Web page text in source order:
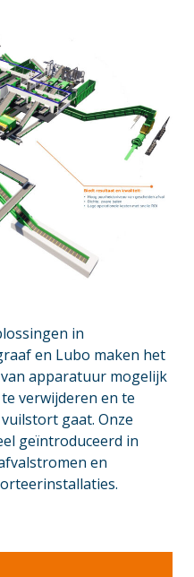
in
en Lubo maken het
apparatuur mogelijk
verwijderen en te
gaat. Onze
geïntroduceerd in
en